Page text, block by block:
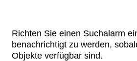
Richten Sie einen Suchalarm
benachrichtigt zu werden,
Objekte verfügbar sind.